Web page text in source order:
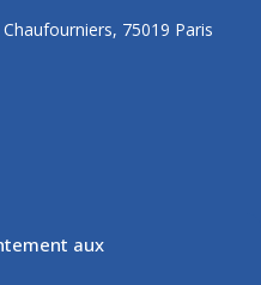
aux
75019 Paris
et recevez une fois par
(on promet).